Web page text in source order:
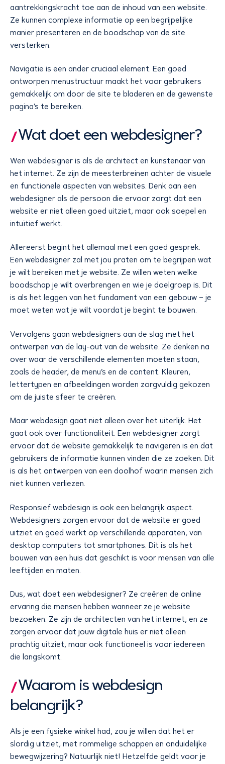
aantrekkingskracht toe aan de inhoud van een website.
Ze kunnen complexe informatie op een begrijpelijke
manier presenteren en de boodschap van de site
versterken.
Navigatie is een ander cruciaal element. Een goed
ontworpen menustructuur maakt het voor gebruikers
gemakkelijk om door de site te bladeren en de gewenste
pagina’s te bereiken.
Wat doet een webdesigner?
Wen webdesigner is als de architect en kunstenaar van
het internet. Ze zijn de meesterbreinen achter de visuele
en functionele aspecten van websites. Denk aan een
webdesigner als de persoon die ervoor zorgt dat een
website er niet alleen goed uitziet, maar ook soepel en
intuïtief werkt.
Allereerst begint het allemaal met een goed gesprek.
Een webdesigner zal met jou praten om te begrijpen wat
je wilt bereiken met je website. Ze willen weten welke
boodschap je wilt overbrengen en wie je doelgroep is. Dit
is als het leggen van het fundament van een gebouw – je
moet weten wat je wilt voordat je begint te bouwen.
Vervolgens gaan webdesigners aan de slag met het
ontwerpen van de lay-out van de website. Ze denken na
over waar de verschillende elementen moeten staan,
zoals de header, de menu’s en de content. Kleuren,
lettertypen en afbeeldingen worden zorgvuldig gekozen
om de juiste sfeer te creëren.
Maar webdesign gaat niet alleen over het uiterlijk. Het
gaat ook over functionaliteit. Een webdesigner zorgt
ervoor dat de website gemakkelijk te navigeren is en dat
gebruikers de informatie kunnen vinden die ze zoeken. Dit
is als het ontwerpen van een doolhof waarin mensen zich
niet kunnen verliezen.
Responsief webdesign is ook een belangrijk aspect.
Webdesigners zorgen ervoor dat de website er goed
uitziet en goed werkt op verschillende apparaten, van
desktop computers tot smartphones. Dit is als het
bouwen van een huis dat geschikt is voor mensen van alle
leeftijden en maten.
Dus, wat doet een webdesigner? Ze creëren de online
ervaring die mensen hebben wanneer ze je website
bezoeken. Ze zijn de architecten van het internet, en ze
zorgen ervoor dat jouw digitale huis er niet alleen
prachtig uitziet, maar ook functioneel is voor iedereen
die langskomt.
Waarom is webdesign
belangrijk?
Als je een fysieke winkel had, zou je willen dat het er
slordig uitziet, met rommelige schappen en onduidelijke
bewegwijzering? Natuurlijk niet! Hetzelfde geldt voor je